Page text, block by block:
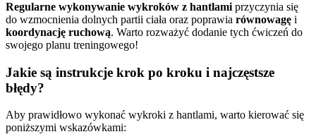
Regularne wykonywanie wykroków z hantlami przyczynia się
do wzmocnienia dolnych partii ciała oraz poprawia równowagę i
koordynację ruchową. Warto rozważyć dodanie tych ćwiczeń do
swojego planu treningowego!
Jakie są instrukcje krok po kroku i najczęstsze
błędy?
Aby prawidłowo wykonać wykroki z hantlami, warto kierować się
poniższymi wskazówkami: